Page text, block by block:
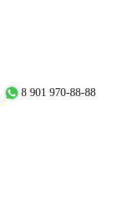
8 901 970-88-88